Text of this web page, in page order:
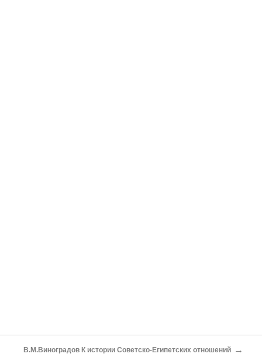
В.М.Виноградов К истории Советско-Египетских отношений →